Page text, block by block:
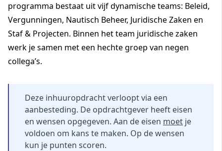
programma bestaat uit vijf dynamische teams: Beleid,
Vergunningen, Nautisch Beheer, Juridische Zaken en
Staf & Projecten. Binnen het team juridische zaken
werk je samen met een hechte groep van negen
collega’s.
Deze inhuuropdracht verloopt via een
aanbesteding. De opdrachtgever heeft eisen
en wensen opgegeven. Aan de eisen moet je
voldoen om kans te maken. Op de wensen
kun je punten scoren.